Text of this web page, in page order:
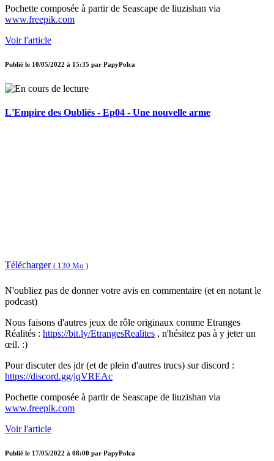
Pochette composée à partir de Seascape de liuzishan via
www.freepik.com
Voir l'article
Publié le 10/05/2022 à 15:35 par PapyPolca
L'Empire des Oubliés - Ep04 - Une nouvelle arme
Télécharger ( 130 Mo )
N'oubliez pas de donner votre avis en commentaire (et en notant le
podcast)
Nous faisons d'autres jeux de rôle originaux comme Etranges
Réalités : https://bit.ly/EtrangesRealites , n'hésitez pas à y jeter un
œil. :)
Pour discuter des jdr (et de plein d'autres trucs) sur discord :
https://discord.gg/jqVREAc
Pochette composée à partir de Seascape de liuzishan via
www.freepik.com
Voir l'article
Publié le 17/05/2022 à 08:00 par PapyPolca